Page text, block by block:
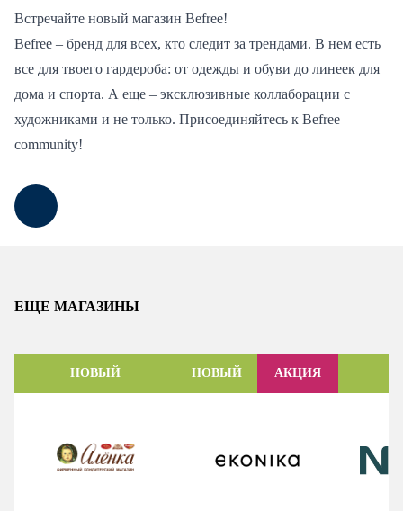
Встречайте новый магазин Befree!
Befree – бренд для всех, кто следит за трендами. В нем есть
все для твоего гардероба: от одежды и обуви до линеек для
дома и спорта. А еще – эксклюзивные коллаборации с
художниками и не только. Присоединяйтесь к Befree
community!
ЕЩЕ МАГАЗИНЫ
НОВЫЙ НОВЫЙ АКЦИЯ